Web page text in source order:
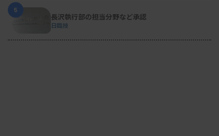
5
長沢執行部の担当分野など承認
日臨技